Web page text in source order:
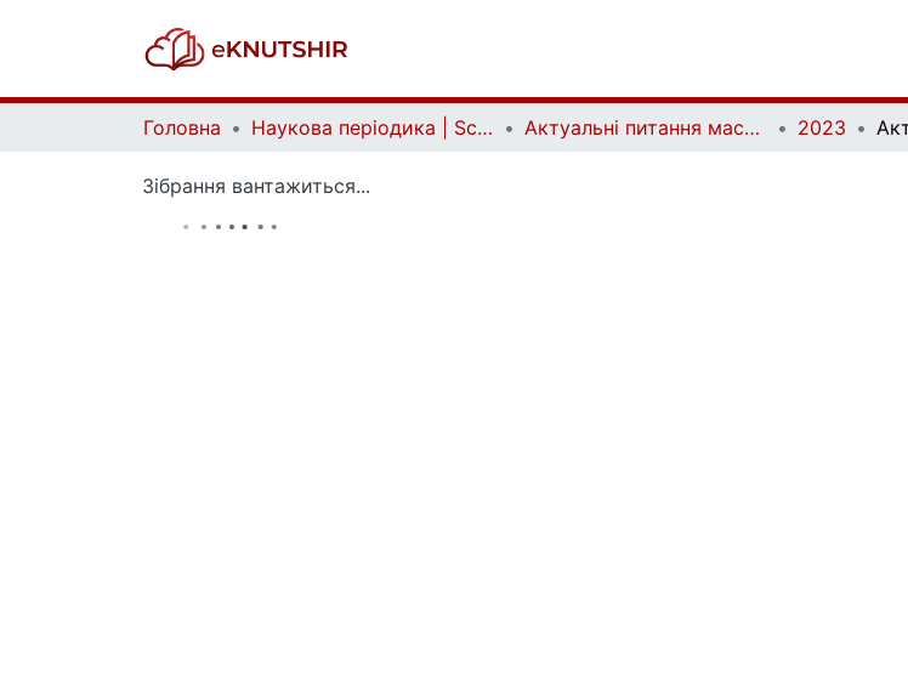
Головна Наукова періодика | Scientific periodicals Актуальні питання масової комунікації | Current Issues of Mass Communication 2023
Зібрання вантажиться...